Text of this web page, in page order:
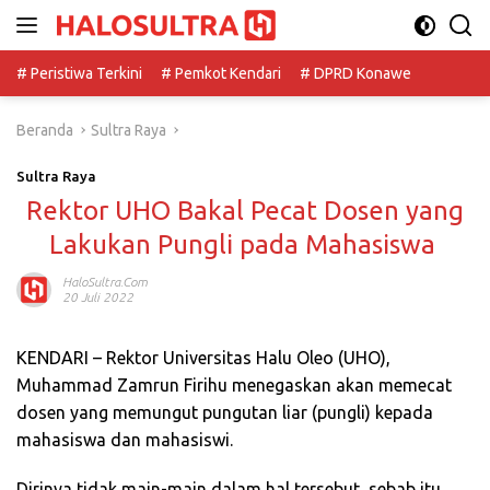
# Peristiwa Terkini
# Pemkot Kendari # DPRD Konawe
Beranda Sultra Raya
Sultra Raya
Rektor UHO Bakal Pecat Dosen yang
Lakukan Pungli pada Mahasiswa
HaloSultra.com
20 Juli 2022
KENDARI – Rektor Universitas Halu Oleo (UHO),
Muhammad Zamrun Firihu menegaskan akan memecat
dosen yang memungut pungutan liar (pungli) kepada
mahasiswa dan mahasiswi.